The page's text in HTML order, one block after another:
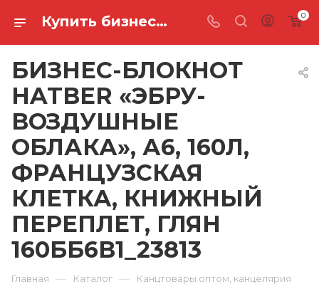
Купить бизнес-блокнот hatber «эбру- воздушные облака», а6, 160л, французская клетка, книжный переплет, глян 160ББ6В1_23813 в Ростове-на-Дону 0
БИЗНЕС-БЛОКНОТ
HATBER «ЭБРУ-
ВОЗДУШНЫЕ
ОБЛАКА», А6, 160Л,
ФРАНЦУЗСКАЯ
КЛЕТКА, КНИЖНЫЙ
ПЕРЕПЛЕТ, ГЛЯН
160ББ6В1_23813
Главная — Каталог — Канцтовары оптом, канцелярия